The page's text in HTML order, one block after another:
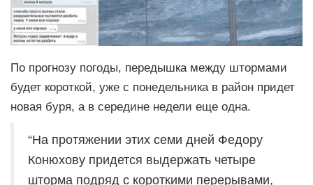
По прогнозу погоды, передышка между штормами
будет короткой, уже с понедельника в район придет
новая буря, а в середине недели еще одна.
“На протяжении этих семи дней Федору
Конюхову придется выдержать четыре
шторма подряд с короткими перерывами,